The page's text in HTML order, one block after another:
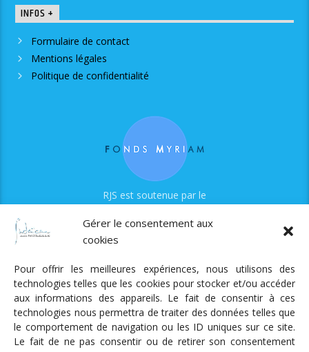
Gérer le consentement aux
cookies
Pour offrir les meilleures expériences, nous utilisons des
technologies telles que les cookies pour stocker et/ou accéder
aux informations des appareils. Le fait de consentir à ces
technologies nous permettra de traiter des données telles que
le comportement de navigation ou les ID uniques sur ce site.
Le fait de ne pas consentir ou de retirer son consentement
INFOS +
Formulaire de contact
Mentions légales
Politique de confidentialité
RJS est soutenue par le
Radio Judaica Strasbourg
Tous droits réservés